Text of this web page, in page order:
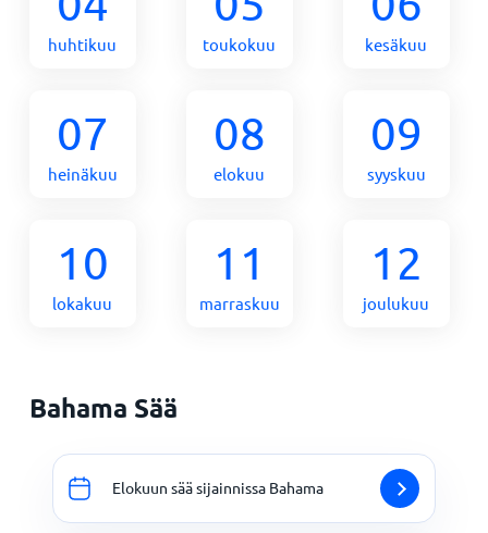
huhtikuu toukokuu kesäkuu
07
heinäkuu
08
elokuu
09
syyskuu
10
lokakuu
11
marraskuu
12
joulukuu
Bahama Sää
Elokuun sää sijainnissa Bahama